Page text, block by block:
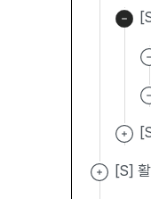
[S]